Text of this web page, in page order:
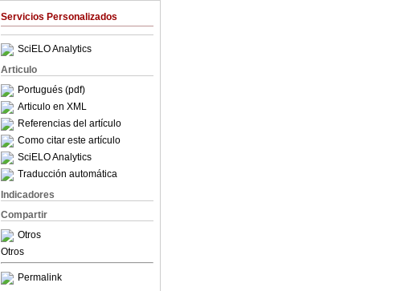
Servicios Personalizados
SciELO Analytics
Articulo
Portugués (pdf)
Articulo en XML
Referencias del artículo
Como citar este artículo
SciELO Analytics
Traducción automática
Indicadores
Compartir
Otros
Otros
Permalink